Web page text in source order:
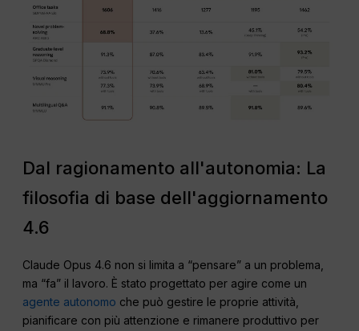
Dal ragionamento all'autonomia: La
filosofia di base dell'aggiornamento
4.6
Claude Opus 4.6 non si limita a “pensare” a un problema,
ma “fa” il lavoro. È stato progettato per agire come un
agente autonomo che può gestire le proprie attività,
pianificare con più attenzione e rimanere produttivo per